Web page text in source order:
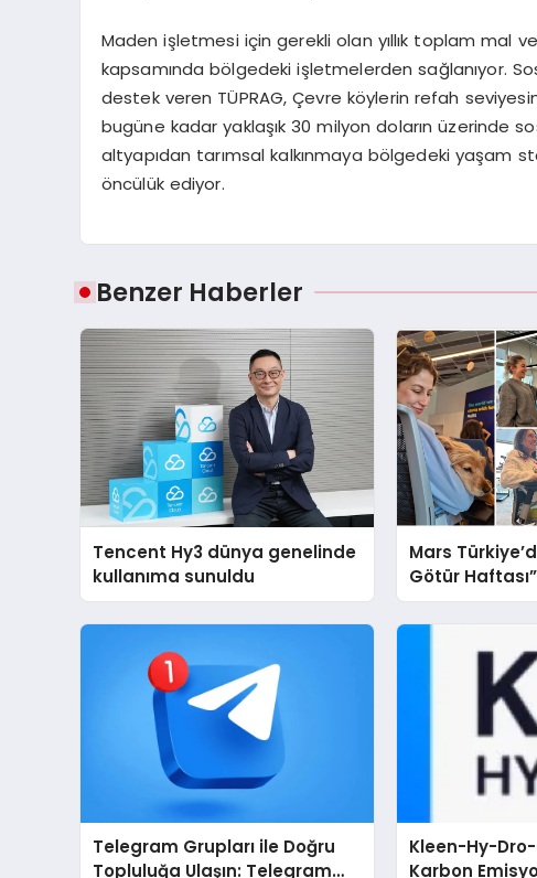
Maden işletmesi için gerekli olan yıllık toplam mal
kapsamında bölgedeki işletmelerden sağlanıyor.
destek veren TÜPRAG, Çevre köylerin refah
bugüne kadar yaklaşık 30 milyon doların üzerinde
altyapıdan tarımsal kalkınmaya bölgedeki yaşam
öncülük ediyor.
Benzer Haberler
Tencent Hy3 dünya genelinde
kullanıma sunuldu
Mars
Götür Haftası”
Telegram Grupları ile Doğru
Topluluğa Ulaşın: Telegram
Kleen-Hy-Dro-
Karbon